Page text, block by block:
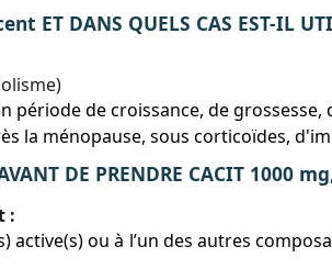
ET DANS QUELS CAS EST-IL
période de croissance, de grossesse,
la ménopause, sous corticoïdes,
DE PRENDRE CACIT
:
active(s) ou à l’un des autres